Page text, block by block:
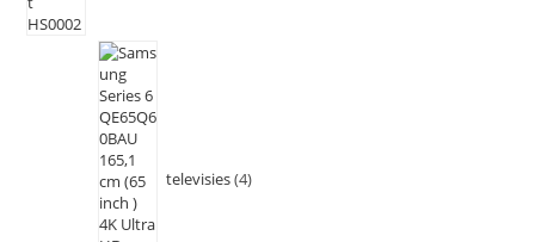
televisies 4